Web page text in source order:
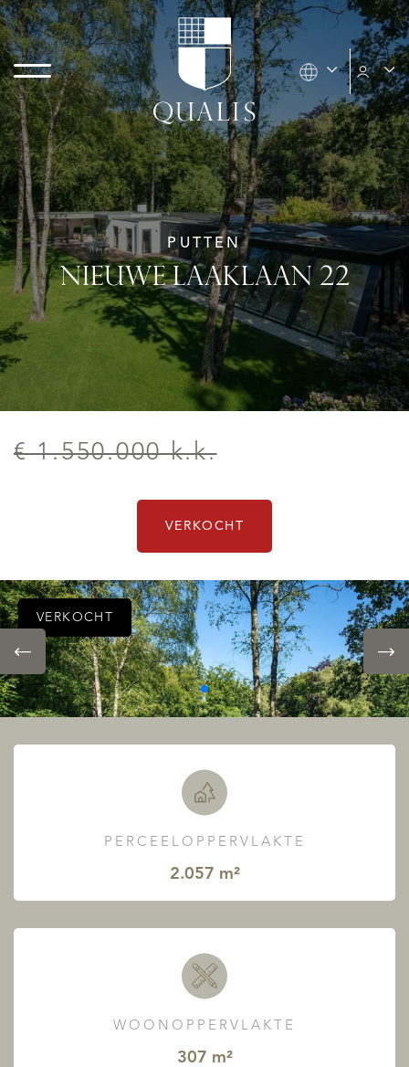
PUTTEN
NIEUWE LAAKLAAN 22
€ 1.550.000 k.k.
VERKOCHT
VERKOCHT
PERCEELOPPERVLAKTE
2.057 m²
WOONOPPERVLAKTE
307 m²